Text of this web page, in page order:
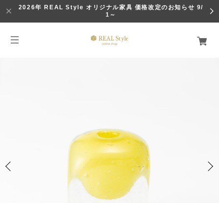
2026年 REAL Style オリジナル家具 価格改定のお知らせ 9/
1～